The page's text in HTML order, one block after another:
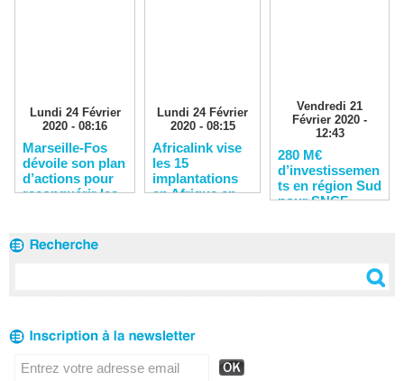
Lundi 24 Février
2020 - 08:16
Marseille-Fos
dévoile son plan
d’actions pour
reconquérir les
Lundi 24 Février
2020 - 08:15
Africalink vise
les 15
implantations
en Afrique en
Vendredi 21
Février 2020 -
12:43
280 M€
d’investissemen
ts en région Sud
pour SNCF